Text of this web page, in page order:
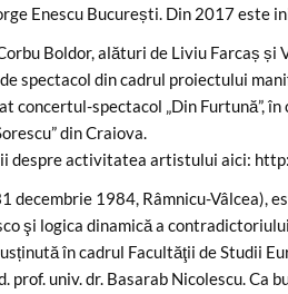
Enescu București. Din 2017 este
Boldor, alături de Liviu Farcaș
spectacol din cadrul proiectului
concertul-spectacol „Din Furtună”,
din Craiova.
despre activitatea artistului aici:
decembrie 1984, Râmnicu-Vâlcea),
şi logica dinamică a
în cadrul Facultăţii de Studii
prof. univ. dr. Basarab Nicolescu. Ca